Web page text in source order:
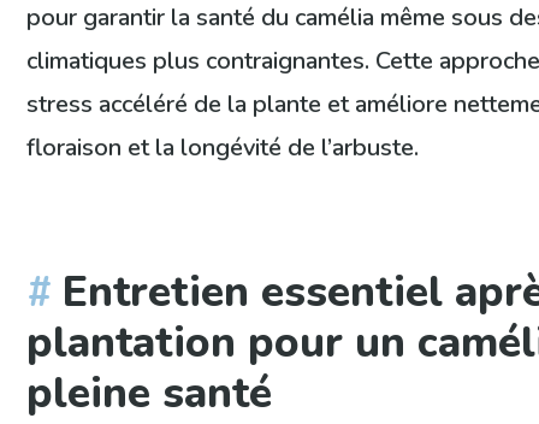
pour garantir la santé du camélia même sous
climatiques plus contraignantes. Cette
stress accéléré de la plante et améliore
floraison et la longévité de l’arbuste.
Entretien essentiel
plantation pour un
pleine santé